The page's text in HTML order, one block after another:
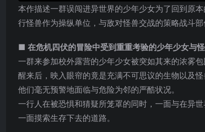
本作描述一群误闯进异世界的少年少女为了回到原
行怪兽作为操纵单位，与敌对怪兽交战的策略战斗
■ 在危机四伏的冒险中受到重重考验的少年少女与
一群来参加校外露营的少年少女被突如其来的浓雾
醒来后，映入眼帘的竟是充满不可思议的生物以及怪
他们毫无预警地面临与危险为邻的严酷状况。
一行人在被恐惧和猜疑所笼罩的同时，一面与在异世
一面摸索生存下去的道路。